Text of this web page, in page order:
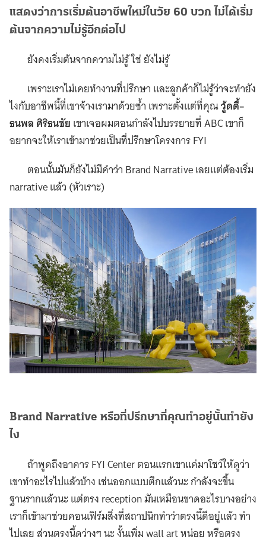
แสดงว่าการเริ่มต้นอาชีพใหม่ในวัย 60 บวก ไม่ได้เริ่ม
ต้นจากความไม่รู้อีกต่อไป
ยังคงเริ่มต้นจากความไม่รู้ ใช่ ยังไม่รู้
เพราะเราไม่เคยทำงานที่ปรึกษา และลูกค้าก็ไม่รู้ว่าจะทำยัง
ไงกับอาชีพนี้ที่เขาจ้างเรามาด้วยซ้ำ เพราะตั้งแต่ที่คุณวู้ดดี้–
ธนพล ศิริธนชัย เขาเจอผมตอนกำลังไปบรรยายที่ ABC เขาก็
อยากจะให้เราเข้ามาช่วยเป็นที่ปรึกษาโครงการ FYI
ตอนนั้นมันก็ยังไม่มีคำว่า Brand Narrative เลยแต่ต้องเริ่ม
narrative แล้ว (หัวเราะ)
Brand Narrative หรือที่ปรึกษาที่คุณทำอยู่นั้นทำยัง
ไง
ถ้าพูดถึงอาคาร FYI Center ตอนแรกเขาแค่มาโชว์ให้ดูว่า
เขาทำอะไรไปแล้วบ้าง เช่นออกแบบตึกแล้วนะ กำลังจะขึ้น
ฐานรากแล้วนะ แต่ตรง reception มันเหมือนขาดอะไรบางอย่าง
เราก็เข้ามาช่วยคอนเฟิร์มสิ่งที่สถาปนิกทำว่าตรงนี้ดีอยู่แล้ว ทำ